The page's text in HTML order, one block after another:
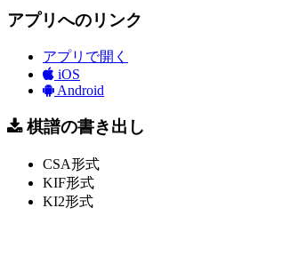
アプリへのリンク
アプリで開く
iOS
Android
棋譜の書き出し
CSA形式
KIF形式
KI2形式